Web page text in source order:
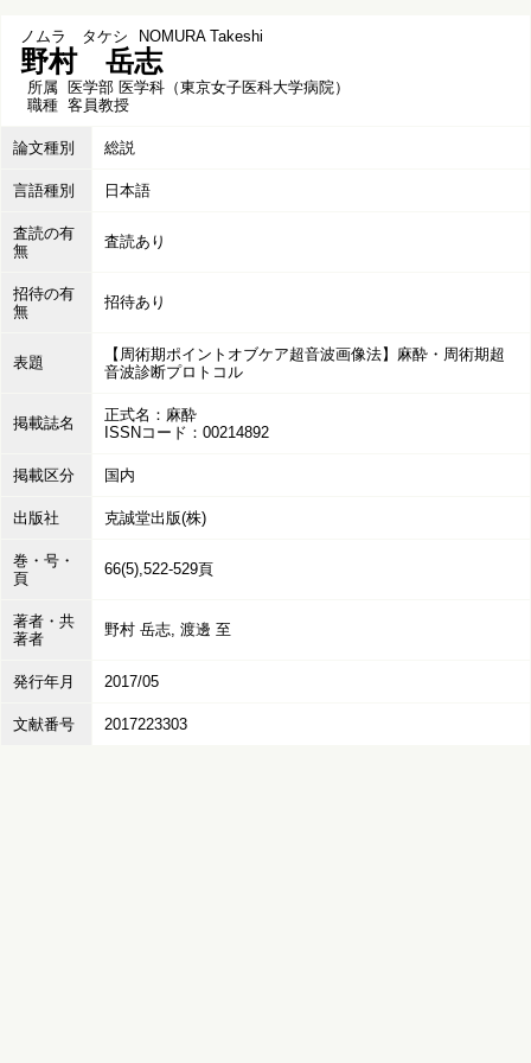
ノムラ タケシ NOMURA Takeshi
野村 岳志
所属 医学部 医学科（東京女子医科大学病院）
職種 客員教授
論文種別 総説
言語種別 日本語
査読の有
無
査読あり
招待の有
無
招待あり
表題
【周術期ポイントオブケア超音波画像法】麻酔・周術期超
音波診断プロトコル
掲載誌名
正式名：麻酔
ISSNコード：00214892
掲載区分 国内
出版社 克誠堂出版(株)
巻・号・
頁
66(5),522-529頁
著者・共
著者
野村 岳志, 渡邊 至
発行年月 2017/05
文献番号 2017223303